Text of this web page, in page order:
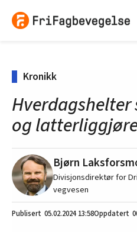
Kronikk
og
Bjørn
Divisjonsdirektør for
vegvesen
05.02.2024 13:58